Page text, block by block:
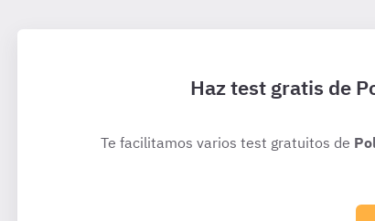
Haz test gratis de
Te facilitamos varios test gratuitos de